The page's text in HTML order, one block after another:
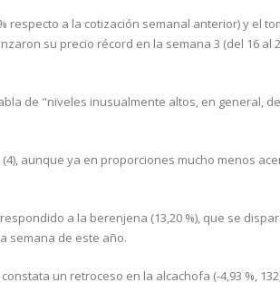
a la cotización semanal anterior) y el
su precio récord en la semana 3 (del 16 al
de "niveles inusualmente altos, en general,
aunque ya en proporciones mucho menos
a la berenjena (13,20 %), que se
semana de este año.
un retroceso en la alcachofa (-4,93 %,